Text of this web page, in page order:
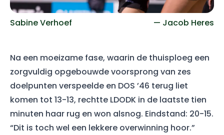
Sabine Verhoef — Jacob Heres
Na een moeizame fase, waarin de thuisploeg een
zorgvuldig opgebouwde voorsprong van zes
doelpunten verspeelde en DOS ’46 terug liet
komen tot 13-13, rechtte LDODK in de laatste tien
minuten haar rug en won alsnog. Eindstand: 20-15.
“Dit is toch wel een lekkere overwinning hoor.”